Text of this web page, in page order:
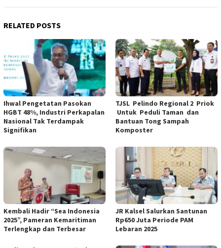
RELATED POSTS
Ihwal Pengetatan Pasokan
HGBT 48%, Industri Perkapalan
Nasional Tak Terdampak
Signifikan
TJSL Pelindo Regional 2 Priok
Untuk Peduli Taman dan
Bantuan Tong Sampah
Komposter
Kembali Hadir “Sea Indonesia
2025”, Pameran Kemaritiman
Terlengkap dan Terbesar
JR Kalsel Salurkan Santunan
Rp650 Juta Periode PAM
Lebaran 2025